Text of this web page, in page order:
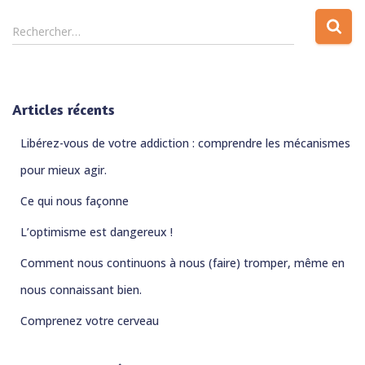
Rechercher…
Articles récents
Libérez-vous de votre addiction : comprendre les mécanismes
pour mieux agir.
Ce qui nous façonne
L’optimisme est dangereux !
Comment nous continuons à nous (faire) tromper, même en
nous connaissant bien.
Comprenez votre cerveau